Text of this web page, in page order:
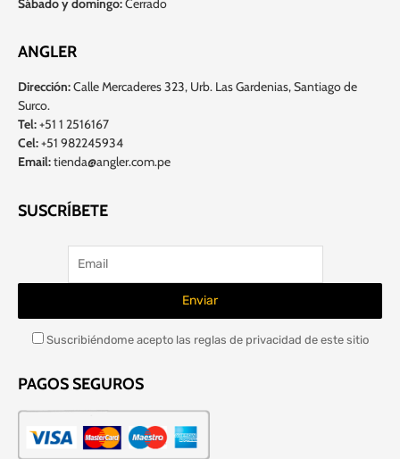
Sábado y domingo:Cerrado
ANGLER
Dirección:Calle Mercaderes 323, Urb. Las Gardenias, Santiago de
Surco.
Tel:+51 1 2516167
Cel:+51 982245934
Email:tienda@angler.com.pe
SUSCRÍBETE
Suscribiéndome acepto las reglas de privacidad de este sitio
PAGOS SEGUROS